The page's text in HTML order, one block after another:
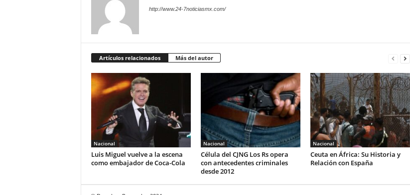
http://www.24-7noticiasmx.com/
Artículos relacionados Más del autor
Nacional
Luis Miguel vuelve a la escena
como embajador de Coca-Cola
Nacional
Célula del CJNG Los Rs opera
con antecedentes criminales
desde 2012
Nacional
Ceuta en África: Su Historia y
Relación con España